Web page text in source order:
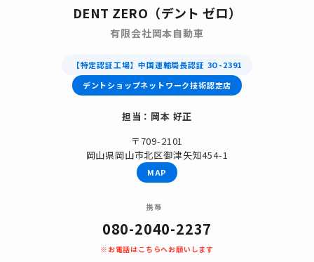
DENT ZERO（デント ゼロ）
有限会社岡本自動車
【特定認証工場】中国運輸局長認証 3O-2391
デントショップネットワーク技術認定店
担当：岡本 好正
〒709-2101
岡山県岡山市北区御津矢知454-1
MAP
携帯
080-2040-2237
※お電話はこちらへお願いします